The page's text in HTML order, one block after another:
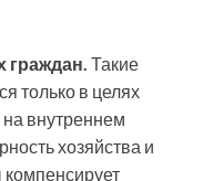
граждан. Такие
только в целях
внутреннем
хозяйства и
компенсирует